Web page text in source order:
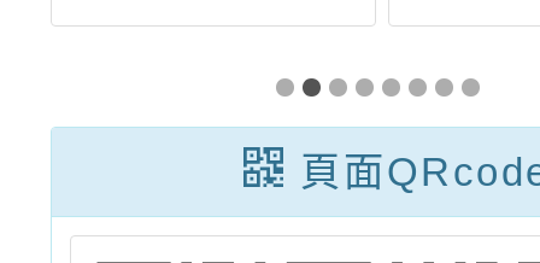
小線上教師研習
學本
教師
證研
頁面